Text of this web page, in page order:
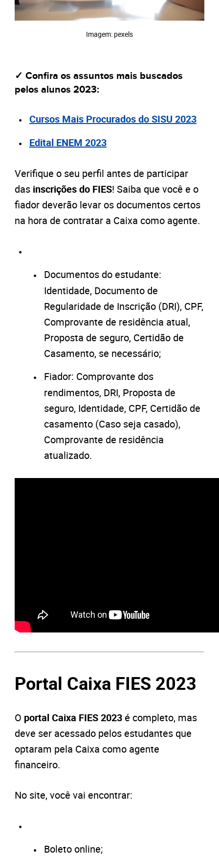
Imagem: pexels
✓ Confira os assuntos mais buscados
pelos alunos 2023:
Cursos Mais Procurados do SISU 2023
Edital ENEM 2023
Verifique o seu perfil antes de participar
das inscrições do FIES! Saiba que você e o
fiador deverão levar os documentos certos
na hora de contratar a Caixa como agente.
Documentos do estudante:
Identidade, Documento de
Regularidade de Inscrição (DRI), CPF,
Comprovante de residência atual,
Proposta de seguro, Certidão de
Casamento, se necessário;
Fiador: Comprovante dos
rendimentos, DRI, Proposta de
seguro, Identidade, CPF, Certidão de
casamento (Caso seja casado),
Comprovante de residência
atualizado.
Portal Caixa FIES 2023
O portal Caixa FIES 2023 é completo, mas
deve ser acessado pelos estudantes que
optaram pela Caixa como agente
financeiro.
No site, você vai encontrar:
Boleto online;